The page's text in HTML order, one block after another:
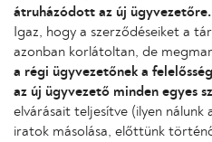
átruházódott az új ügyvezetőre.
Igaz, hogy a szerződéseiket a
azonban korlátoltan, de
a régi ügyvezetőnek a
az új ügyvezető minden egyes
elvárásait teljesítve (ilyen nálunk
iratok másolása, előttünk